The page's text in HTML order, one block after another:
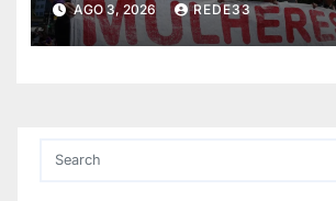
AGO 3, 2026 REDE33